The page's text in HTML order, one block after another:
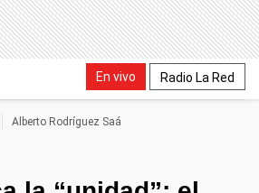
En vivo Radio La Red
Alberto Rodríguez Saá